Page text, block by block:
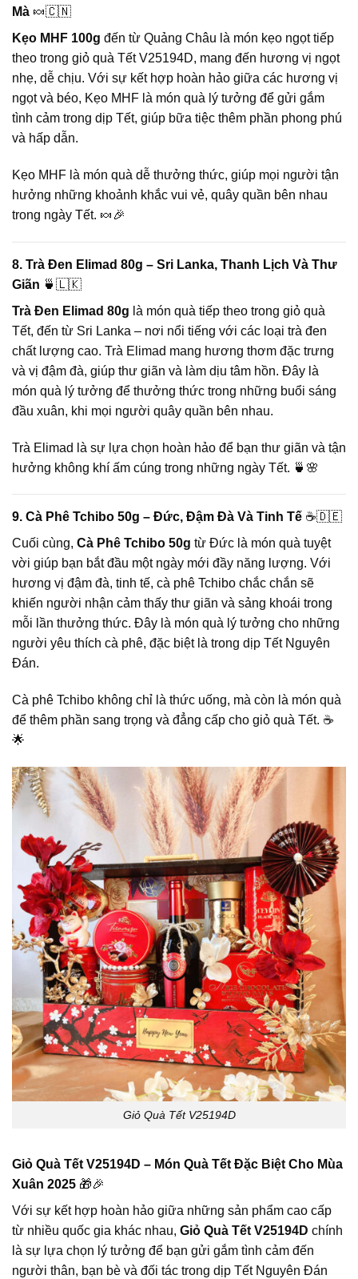
Mà 🍬🇨🇳
Kẹo MHF 100g đến từ Quảng Châu là món kẹo ngọt tiếp
theo trong giỏ quà Tết V25194D, mang đến hương vị ngọt
nhẹ, dễ chịu. Với sự kết hợp hoàn hảo giữa các hương vị
ngọt và béo, Kẹo MHF là món quà lý tưởng để gửi gắm
tình cảm trong dịp Tết, giúp bữa tiệc thêm phần phong phú
và hấp dẫn.
Kẹo MHF là món quà dễ thưởng thức, giúp mọi người tận
hưởng những khoảnh khắc vui vẻ, quây quần bên nhau
trong ngày Tết. 🍬🎉
8. Trà Đen Elimad 80g – Sri Lanka, Thanh Lịch Và Thư
Giãn 🍵🇱🇰
Trà Đen Elimad 80g là món quà tiếp theo trong giỏ quà
Tết, đến từ Sri Lanka – nơi nổi tiếng với các loại trà đen
chất lượng cao. Trà Elimad mang hương thơm đặc trưng
và vị đậm đà, giúp thư giãn và làm dịu tâm hồn. Đây là
món quà lý tưởng để thưởng thức trong những buổi sáng
đầu xuân, khi mọi người quây quần bên nhau.
Trà Elimad là sự lựa chọn hoàn hảo để bạn thư giãn và tận
hưởng không khí ấm cúng trong những ngày Tết. 🍵🌸
9. Cà Phê Tchibo 50g – Đức, Đậm Đà Và Tinh Tế ☕🇩🇪
Cuối cùng, Cà Phê Tchibo 50g từ Đức là món quà tuyệt
vời giúp bạn bắt đầu một ngày mới đầy năng lượng. Với
hương vị đậm đà, tinh tế, cà phê Tchibo chắc chắn sẽ
khiến người nhận cảm thấy thư giãn và sảng khoái trong
mỗi lần thưởng thức. Đây là món quà lý tưởng cho những
người yêu thích cà phê, đặc biệt là trong dịp Tết Nguyên
Đán.
Cà phê Tchibo không chỉ là thức uống, mà còn là món quà
để thêm phần sang trọng và đẳng cấp cho giỏ quà Tết. ☕
🌟
Giỏ Quà Tết V25194D
Giỏ Quà Tết V25194D – Món Quà Tết Đặc Biệt Cho Mùa
Xuân 2025 🎁🎉
Với sự kết hợp hoàn hảo giữa những sản phẩm cao cấp
từ nhiều quốc gia khác nhau, Giỏ Quà Tết V25194D chính
là sự lựa chọn lý tưởng để bạn gửi gắm tình cảm đến
người thân, bạn bè và đối tác trong dịp Tết Nguyên Đán